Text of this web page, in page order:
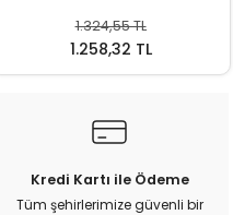
1.324,55 TL
1.258,32 TL
Kredi Kartı ile Ödeme
Tüm şehirlerimize güvenli bir